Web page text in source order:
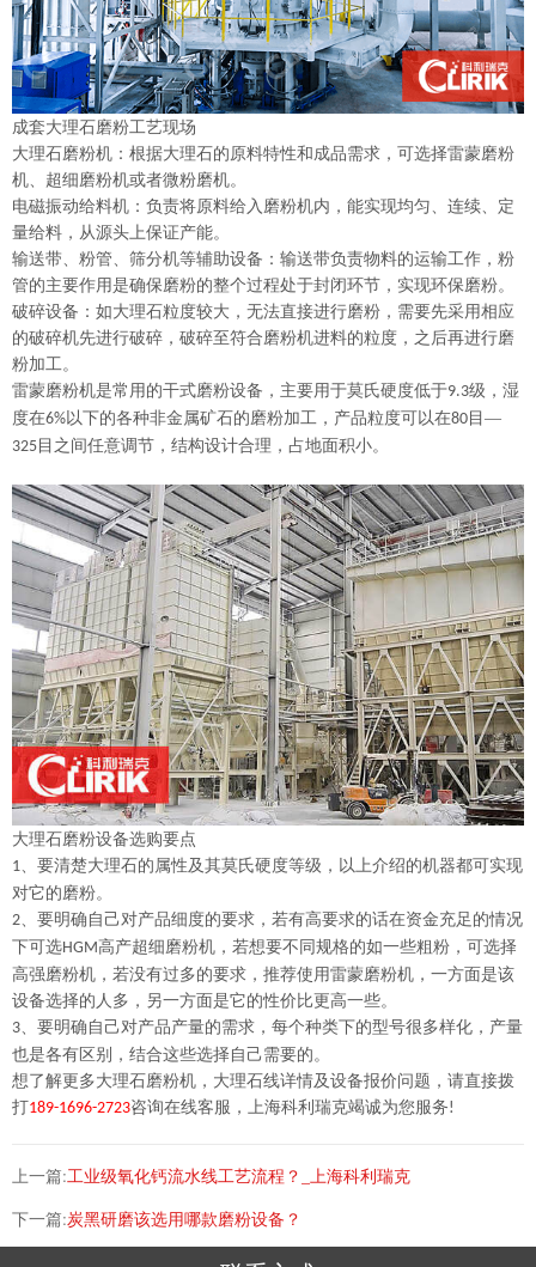
成套大理石磨粉工艺现场
大理石磨粉机：根据大理石的原料特性和成品需求，可选择雷蒙磨粉
机、超细磨粉机或者微粉磨机。
电磁振动给料机：负责将原料给入磨粉机内，能实现均匀、连续、定
量给料，从源头上保证产能。
输送带、粉管、筛分机等辅助设备：输送带负责物料的运输工作，粉
管的主要作用是确保磨粉的整个过程处于封闭环节，实现环保磨粉。
破碎设备：如大理石粒度较大，无法直接进行磨粉，需要先采用相应
的破碎机先进行破碎，破碎至符合磨粉机进料的粒度，之后再进行磨
粉加工。
雷蒙磨粉机是常用的干式磨粉设备，主要用于莫氏硬度低于9.3级，湿
度在6%以下的各种非金属矿石的磨粉加工，产品粒度可以在80 目—
325 目之间任意调节，结构设计合理，占地面积小。
大理石磨粉设备选购要点
1、要清楚大理石的属性及其莫氏硬度等级 ，以上介绍的机器都可实现
对它的磨粉。
2、要明确自己对产品细度的要求，若有高要求的话在资金充足的情况
下可选HGM高产超细磨粉机，若想要不同规格的如一些粗粉，可选择
高强磨粉机，若没有过多的要求，推荐使用雷蒙磨粉机，一方面是该
设备选择的人多，另一方面是它的性价比更高一些。
3、要明确自己对产品产量的需求，每个种类下的型号很多样化，产量
也是各有区别，结合这些选择自己需要的。
想了解更多大理石磨粉机， 大理石线详情及设备报价问题，请直接拨
打189-1696-2723咨询在线客服，上海科利瑞克竭诚为您服务!
上一篇:工业级氧化钙流水线工艺流程？_上海科利瑞克
下一篇:炭黑研磨该选用哪款磨粉设备？